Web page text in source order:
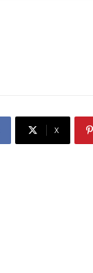
X